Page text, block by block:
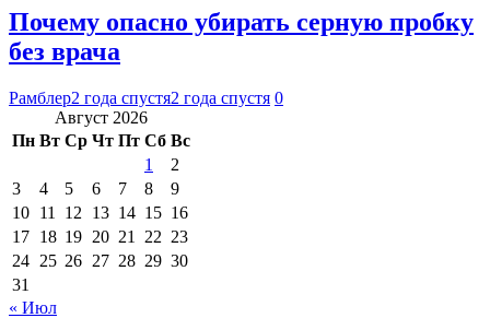
Почему опасно убирать серную пробку
без врача
Рамблер2 года спустя2 года спустя 0
Август 2026
Пн Вт Ср Чт Пт Сб Вс
1
2
3
4 5 6 7 8
9
10 11 12 13 14 15 16
17 18 19 20 21 22 23
24 25 26 27 28 29 30
31
« Июл